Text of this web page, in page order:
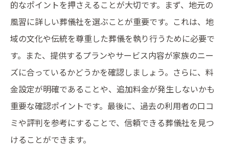
各葬儀社の特色とプラン
口コミや評判のチェック
利用者のリアルな声
おすすめの葬儀社紹介
地域に根ざした三反田の葬儀社安心して任せら
れる選び方
葬儀社選びの基本
地域密着型の強み
的なポイントを押さえることが大切です。まず、地元の
風習に詳しい葬儀社を選ぶことが重要です。これは、地
域の文化や伝統を尊重した葬儀を執り行うために必要で
す。また、提供するプランやサービス内容が家族のニー
ズに合っているかどうかを確認しましょう。さらに、料
金設定が明確であることや、追加料金が発生しないかも
重要な確認ポイントです。最後に、過去の利用者の口コ
ミや評判を参考にすることで、信頼できる葬儀社を見つ
けることができます。